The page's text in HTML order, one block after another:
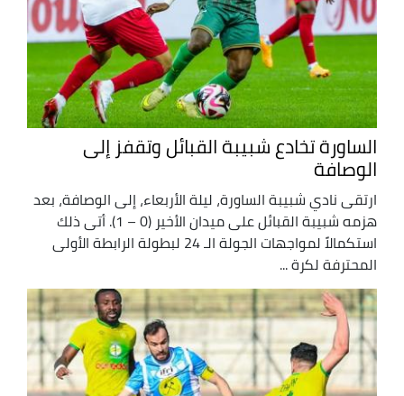
الساورة تخادع شبيبة القبائل وتقفز إلى
الوصافة
ارتقى نادي شبيبة الساورة، ليلة الأربعاء، إلى الوصافة، بعد
هزمه شبيبة القبائل على ميدان الأخير (0 – 1). أتى ذلك
استكمالاً لمواجهات الجولة الـ 24 لبطولة الرابطة الأولى
المحترفة لكرة ...